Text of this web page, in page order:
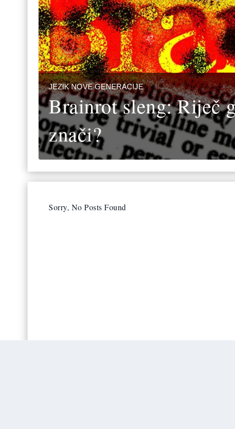
JEZIK NOVE GENERACIJE
Brainrot sleng: Riječ
znači?
Sorry, No Posts Found